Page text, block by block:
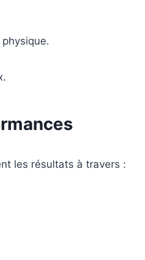
les résultats à travers :